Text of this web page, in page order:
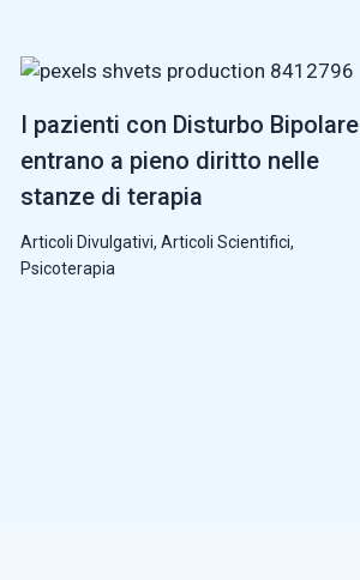
I pazienti con Disturbo Bipolare
entrano a pieno diritto nelle
stanze di terapia
Articoli Divulgativi, Articoli Scientifici,
Psicoterapia